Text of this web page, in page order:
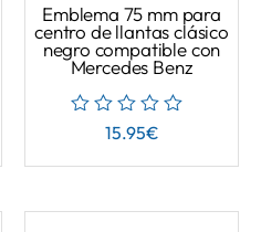
Emblema 75 mm para
centro de llantas clásico
negro compatible con
Mercedes Benz
15.95€